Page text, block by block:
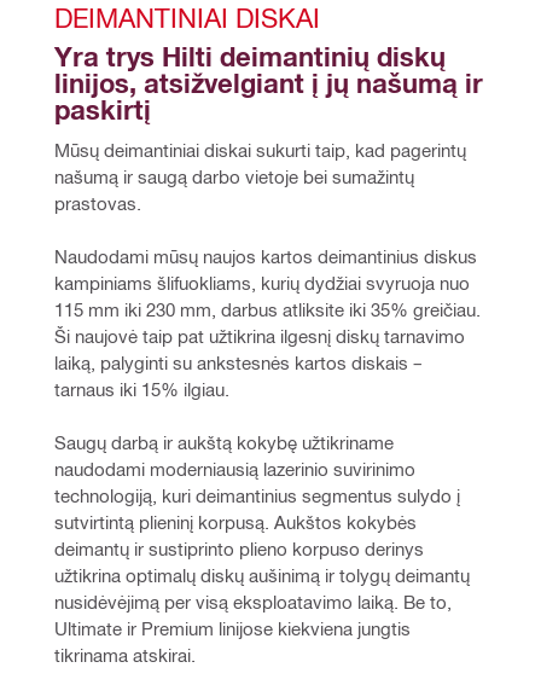
DEIMANTINIAI DISKAI
Yra trys Hilti deimantinių diskų
linijos, atsižvelgiant į jų našumą ir
paskirtį
Mūsų deimantiniai diskai sukurti taip, kad pagerintų
našumą ir saugą darbo vietoje bei sumažintų
prastovas.
Naudodami mūsų naujos kartos deimantinius diskus
kampiniams šlifuokliams, kurių dydžiai svyruoja nuo
115 mm iki 230 mm, darbus atliksite iki 35% greičiau.
Ši naujovė taip pat užtikrina ilgesnį diskų tarnavimo
laiką, palyginti su ankstesnės kartos diskais –
tarnaus iki 15% ilgiau.
Saugų darbą ir aukštą kokybę užtikriname
naudodami moderniausią lazerinio suvirinimo
technologiją, kuri deimantinius segmentus sulydo į
sutvirtintą plieninį korpusą. Aukštos kokybės
deimantų ir sustiprinto plieno korpuso derinys
užtikrina optimalų diskų aušinimą ir tolygų deimantų
nusidėvėjimą per visą eksploatavimo laiką. Be to,
Ultimate ir Premium linijose kiekviena jungtis
tikrinama atskirai.